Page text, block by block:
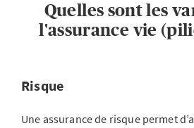
Quelles sont les
l'assurance vie
Risque
Une assurance de risque permet